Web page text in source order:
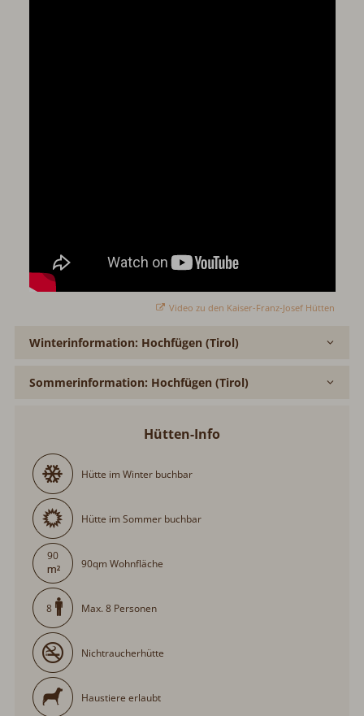
Video zu den Kaiser-Franz-Josef Hütten
Winterinformation: Hochfügen (Tirol)
Sommerinformation: Hochfügen (Tirol)
Hütten-Info
Hütte im Winter buchbar
Hütte im Sommer buchbar
90
90qm Wohnfläche
8 Max. 8 Personen
Nichtraucherhütte
Haustiere erlaubt